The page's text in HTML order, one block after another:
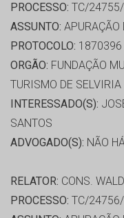
PROCESSO: TC/
ASSUNTO: APURAÇÃO
PROTOCOLO: 1870396
ORGÃO: FUNDAÇÃO
TURISMO DE SELVIRIA
INTERESSADO(S):
SANTOS
ADVOGADO(S): NÃO
RELATOR: CONS.
PROCESSO: TC/